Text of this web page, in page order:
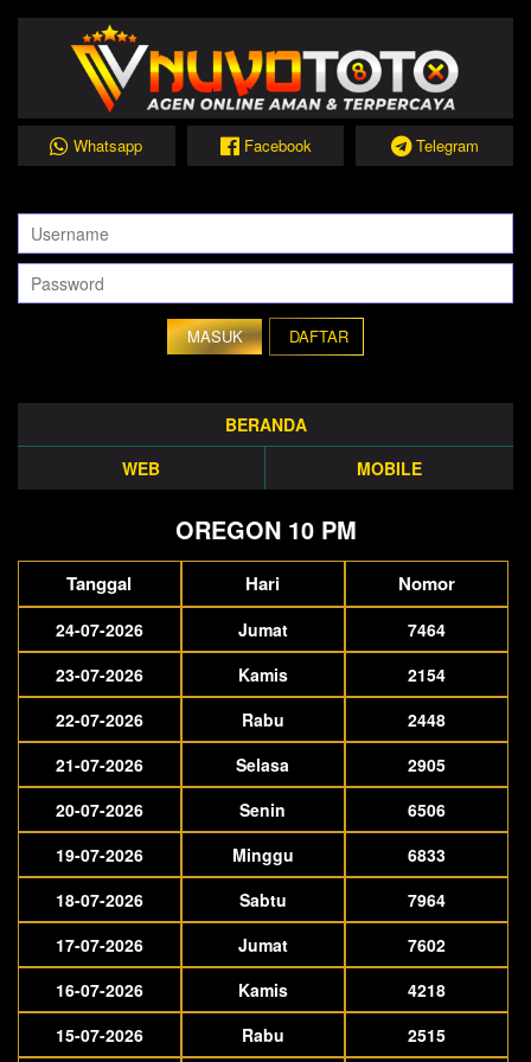
Whatsapp Facebook Telegram
DAFTAR
BERANDA
WEB
MOBILE
OREGON 10 PM
Tanggal Hari Nomor
24-07-2026 Jumat
7464
23-07-2026
Kamis
2154
22-07-2026
Rabu
2448
21-07-2026
Selasa
2905
20-07-2026
Senin
6506
19-07-2026
Minggu
6833
18-07-2026
Sabtu
7964
17-07-2026
Jumat
7602
16-07-2026
Kamis
4218
15-07-2026
Rabu 2515